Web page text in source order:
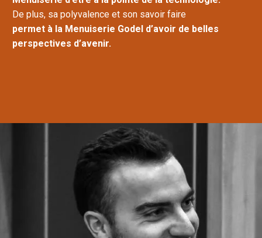
De plus, sa polyvalence et son savoir faire
permet à la Menuiserie Godel d’avoir de belles
perspectives d’avenir.